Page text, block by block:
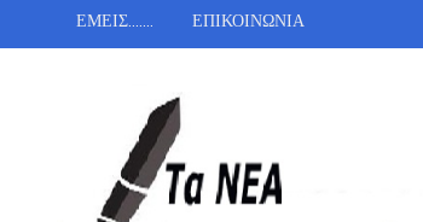
ΕΜΕΙΣ....... ΕΠΙΚΟΙΝΩΝΙΑ